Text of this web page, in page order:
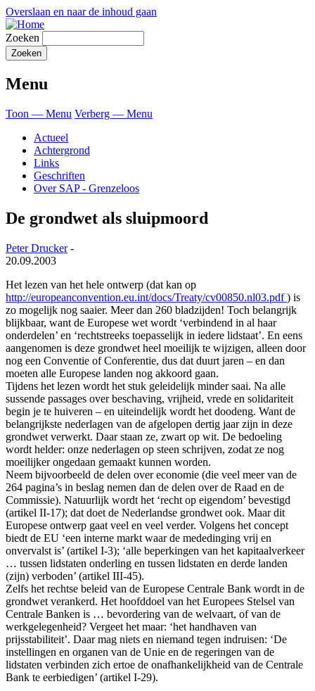
Overslaan en naar de inhoud gaan
Zoeken
Menu
Toon — Menu Verberg — Menu
Actueel
Achtergrond
Links
Geschriften
Over SAP - Grenzeloos
De grondwet als sluipmoord
Peter Drucker-
20.09.2003
Het lezen van het hele ontwerp (dat kan op
http://europeanconvention.eu.int/docs/Treaty/cv00850.nl03.pdf) is
zo mogelijk nog saaier. Meer dan 260 bladzijden! Toch belangrijk
blijkbaar, want de Europese wet wordt ‘verbindend in al haar
onderdelen’ en ‘rechtstreeks toepasselijk in iedere lidstaat’. En eens
aangenomen is deze grondwet heel moeilijk te wijzigen, alleen door
nog een Conventie of Conferentie, dus dat duurt jaren – en dan
moeten alle Europese landen nog akkoord gaan.
Tijdens het lezen wordt het stuk geleidelijk minder saai. Na alle
sussende passages over beschaving, vrijheid, vrede en solidariteit
begin je te huiveren – en uiteindelijk wordt het doodeng. Want de
belangrijkste nederlagen van de afgelopen dertig jaar zijn in deze
grondwet verwerkt. Daar staan ze, zwart op wit. De bedoeling
wordt helder: onze nederlagen op steen schrijven, zodat ze nog
moeilijker ongedaan gemaakt kunnen worden.
Neem bijvoorbeeld de delen over economie (die veel meer van de
264 pagina’s in beslag nemen dan de delen over de Raad en de
Commissie). Natuurlijk wordt het ‘recht op eigendom’ bevestigd
(artikel II-17); dat doet de Nederlandse grondwet ook. Maar dit
Europese ontwerp gaat veel en veel verder. Volgens het concept
biedt de EU ‘een interne markt waar de mededinging vrij en
onvervalst is’ (artikel I-3); ‘alle beperkingen van het kapitaalverkeer
… tussen lidstaten onderling en tussen lidstaten en derde landen
(zijn) verboden’ (artikel III-45).
Zelfs het rechtse beleid van de Europese Centrale Bank wordt in de
grondwet verankerd. Het hoofddoel van het Europees Stelsel van
Centrale Banken is … bevordering van de welvaart, of van de
werkgelegenheid? Vergeet het maar: ‘het handhaven van
prijsstabiliteit’. Daar mag niets en niemand tegen indruisen: ‘De
instellingen en organen van de Unie en de regeringen van de
lidstaten verbinden zich ertoe de onafhankelijkheid van de Centrale
Bank te eerbiedigen’ (artikel I-29).